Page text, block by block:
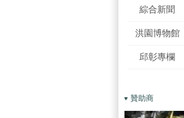
綜合新聞
洪園博物館
邱彰專欄
贊助商